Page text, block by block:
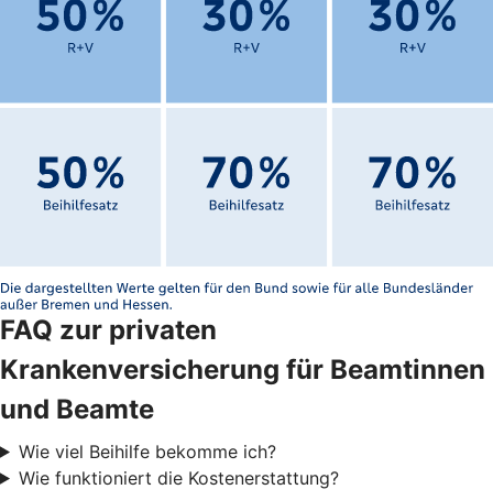
FAQ zur privaten
Krankenversicherung für Beamtinnen
und Beamte
Wie viel Beihilfe bekomme ich?
Wie funktioniert die Kostenerstattung?